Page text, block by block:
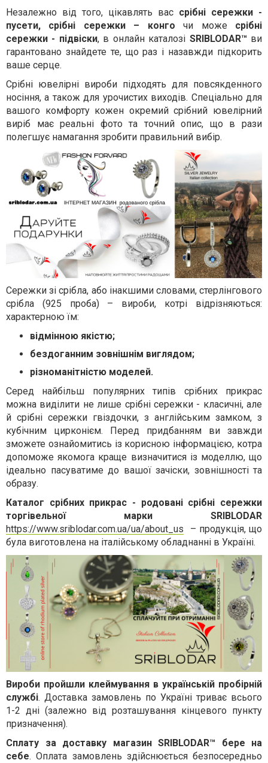
Незалежно від того, цікавлять вас срібні сережки -
пусети, срібні сережки – конго чи може срібні
сережки - підвіски, в онлайн каталозі SRIBLODAR™ ви
гарантовано знайдете те, що раз і назавжди підкорить
ваше серце.
Срібні ювелірні вироби підходять для повсякденного
носіння, а також для урочистих виходів. Спеціально для
вашого комфорту кожен окремий срібний ювелірний
виріб має реальні фото та точний опис, що в рази
полегшує намагання зробити правильний вибір.
Сережки зі срібла, або інакшими словами, стерлінгового
срібла (925 проба) – вироби, котрі відрізняються:
характерною їм:
відмінною якістю;
бездоганним зовнішнім виглядом;
різноманітністю моделей.
Серед найбільш популярних типів срібних прикрас
можна виділити не лише срібні сережки - класичні, але
й срібні сережки гвіздочки, з англійським замком, з
кубічним цирконієм. Перед придбанням ви завжди
зможете ознайомитись із корисною інформацією, котра
допоможе якомога краще визначитися із моделлю, що
ідеально пасуватиме до вашої зачіски, зовнішності та
образу.
Каталог срібних прикрас - родовані срібні сережки
торгівельної марки SRIBLODAR
https://www.sriblodar.com.ua/ua/about_us – продукція, що
була виготовлена на італійському обладнанні в Україні.
Вироби пройшли клеймування в українській пробірній
службі. Доставка замовлень по Україні триває всього
1-2 дні (залежно від розташування кінцевого пункту
призначення).
Сплату за доставку магазин SRIBLODAR™ бере на
себе. Оплата замовлень здійснюється безпосередньо